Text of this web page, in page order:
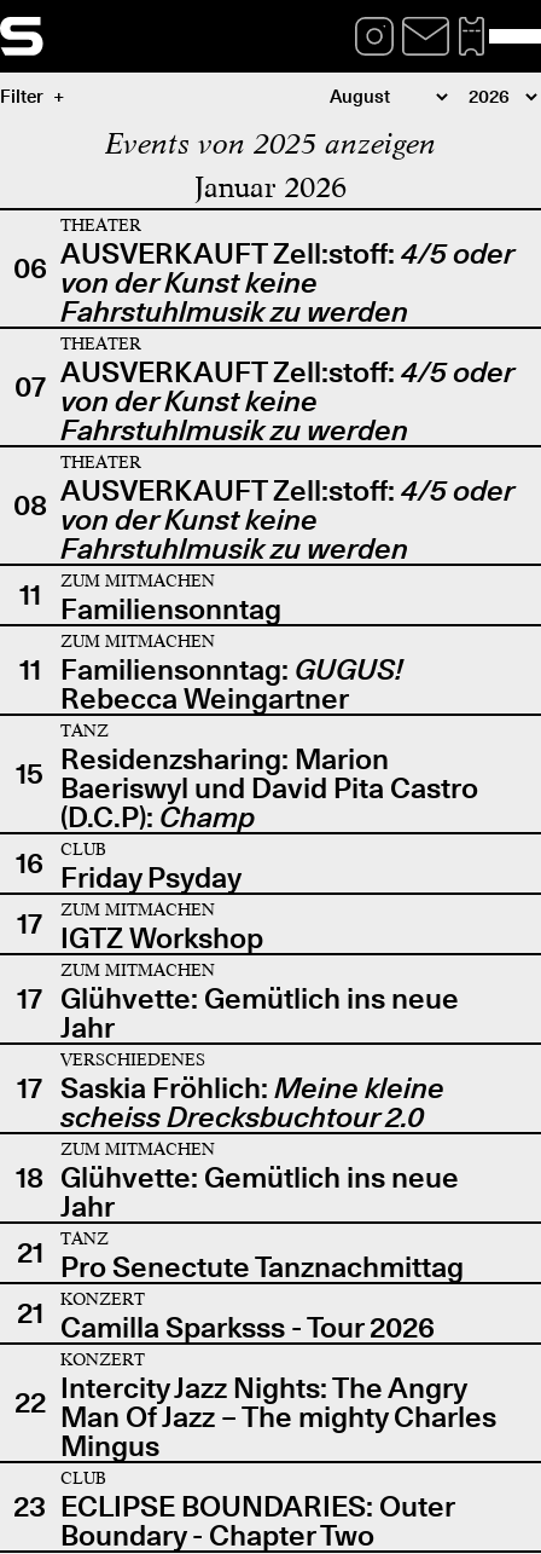
Filter
Events von 2025 anzeigen
Januar 2026
06
THEATER
AUSVERKAUFT Zell:stoff: 4/5 oder
von der Kunst keine
Fahrstuhlmusik zu werden
07
THEATER
AUSVERKAUFT Zell:stoff: 4/5 oder
von der Kunst keine
Fahrstuhlmusik zu werden
08
THEATER
AUSVERKAUFT Zell:stoff: 4/5 oder
von der Kunst keine
Fahrstuhlmusik zu werden
11
ZUM MITMACHEN
Familiensonntag
11
ZUM MITMACHEN
Familiensonntag: GUGUS!
Rebecca Weingartner
15
TANZ
Residenzsharing: Marion
Baeriswyl und David Pita Castro
(D.C.P): Champ
16
CLUB
Friday Psyday
17
ZUM MITMACHEN
IGTZ Workshop
17
ZUM MITMACHEN
Glühvette: Gemütlich ins neue
Jahr
17
VERSCHIEDENES
Saskia Fröhlich: Meine kleine
scheiss Drecksbuchtour 2.0
18
ZUM MITMACHEN
Glühvette: Gemütlich ins neue
Jahr
21
TANZ
Pro Senectute Tanznachmittag
21
KONZERT
Camilla Sparksss - Tour 2026
22
KONZERT
Intercity Jazz Nights: The Angry
Man Of Jazz – The mighty Charles
Mingus
23
CLUB
ECLIPSE BOUNDARIES: Outer
Boundary - Chapter Two